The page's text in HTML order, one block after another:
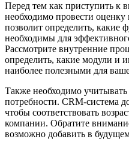
Перед тем как приступить к
необходимо провести
позволит определить, какие
необходимы для
Рассмотрите внутренние
определить, какие модули и
наиболее полезными для
Также необходимо
потребности. CRM-система
чтобы соответствовать
компании. Обратите
возможно добавить в